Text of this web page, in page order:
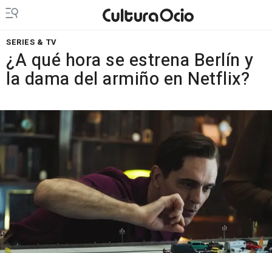
SERIES & TV
¿A qué hora se estrena Berlín y
la dama del armiño en Netflix?